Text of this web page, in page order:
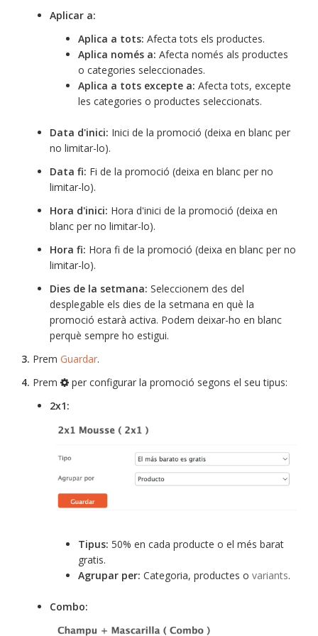
Aplicar a:
Aplica a tots: Afecta tots els productes.
Aplica només a: Afecta només als productes
o categories seleccionades.
Aplica a tots excepte a: Afecta tots, excepte
les categories o productes seleccionats.
Data d'inici: Inici de la promoció (deixa en blanc per
no limitar-lo).
Data fi: Fi de la promoció (deixa en blanc per no
limitar-lo).
Hora d'inici: Hora d'inici de la promoció (deixa en
blanc per no limitar-lo).
Hora fi: Hora fi de la promoció (deixa en blanc per no
limitar-lo).
Dies de la setmana: Seleccionem des del
desplegable els dies de la setmana en què la
promoció estarà activa. Podem deixar-ho en blanc
perquè sempre ho estigui.
3. Prem Guardar.
4. Prem
per configurar la promoció segons el seu tipus:
2x1:
Tipus: 50% en cada producte o el més barat
gratis.
Agrupar per: Categoria, productes o variants.
Combo: